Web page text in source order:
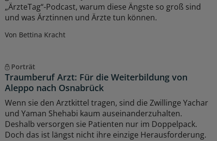
„ÄrzteTag“-Podcast, warum diese Ängste so groß sind
und was Ärztinnen und Ärzte tun können.
Von Bettina Kracht
Porträt
Traumberuf Arzt: Für die Weiterbildung von
Aleppo nach Osnabrück
Wenn sie den Arztkittel tragen, sind die Zwillinge Yachar
und Yaman Shehabi kaum auseinanderzuhalten.
Deshalb versorgen sie Patienten nur im Doppelpack.
Doch das ist längst nicht ihre einzige Herausforderung.